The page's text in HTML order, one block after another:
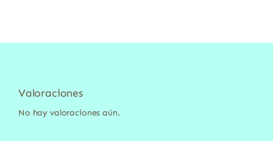
Valoraciones
No hay valoraciones aún.